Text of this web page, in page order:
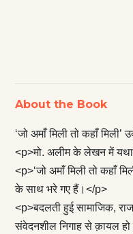
About the Book
‘जो अमाँ मिली तो कहाँ
<p>मो. अलीम के लेखन में
<p>‘जो अमाँ मिली तो कहाँ
के साथ भरे गए हैं।</p>
<p>बदलती हुई सामाजिक,
संवेदनशील निगाह से क़ायल हो